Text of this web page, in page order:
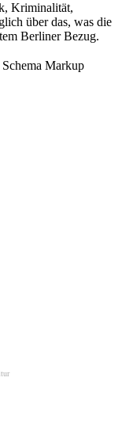
Kriminalität,
über das, was die
Berliner Bezug.
Schema Markup